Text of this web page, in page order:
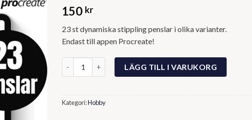
150 kr
23 st dynamiska stippling penslar i olika varianter.
Endast till appen Procreate!
Procreate Stippling Penslar mängdLÄGG TILL I VARUKORG
Kategori:Hobby